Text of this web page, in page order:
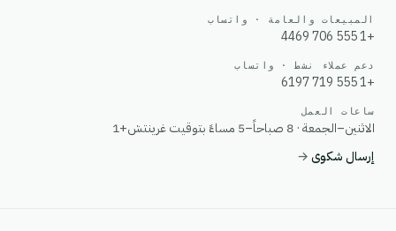
المبيعات والعامة · واتساب
+1 555 706 4469
دعم عملاء نشط · واتساب
+1 555 719 6197
ساعات العمل
الاثنين–الجمعة · 8 صباحاً–5 مساءً بتوقيت غرينتش+1
إرسال شكوى→